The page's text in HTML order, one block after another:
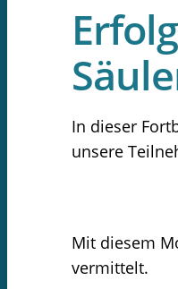
In dieser
unsere
Mit diesem
vermittelt.